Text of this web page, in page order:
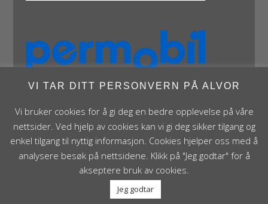
Panthera Norge AS • Røykenveien 142A • NO - 1386
Asker • Norge • post@panthera.no • Tlf: 90 24 55 55 •
Org.nr. NO 995 824 841 MVA Foretaksregisteret
VI TAR DITT PERSONVERN PÅ ALVOR
Vi bruker cookies for å gi deg en bedre opplevelse på våre
nettsider. Ved hjelp av cookies kan vi gi deg sikker tilgang og
enkel tilgang til nyttig informasjon. Cookies hjelper oss med å
analysere besøk på nettsidene. Klikk på "Jeg godtar" for å
akseptere bruk av cookies.
Jeg godtar